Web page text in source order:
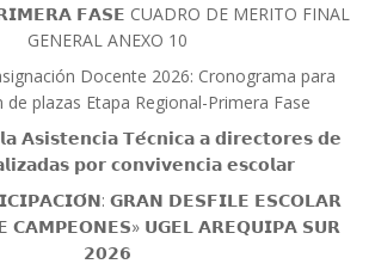
𝗙𝗔𝗦𝗘 CUADRO DE MERITO FINAL
GENERAL ANEXO 10
Docente 2026: Cronograma para
de plazas Etapa Regional-Primera Fase
𝗔𝘀𝗶𝘀𝘁𝗲𝗻𝗰𝗶𝗮 𝗧𝗲́𝗰𝗻𝗶𝗰𝗮 𝗮 𝗱𝗶𝗿𝗲𝗰𝘁𝗼𝗿𝗲𝘀 𝗱𝗲
𝗽𝗼𝗿 𝗰𝗼𝗻𝘃𝗶𝘃𝗲𝗻𝗰𝗶𝗮 𝗲𝘀𝗰𝗼𝗹𝗮𝗿
𝗚𝗥𝗔𝗡 𝗗𝗘𝗦𝗙𝗜𝗟𝗘 𝗘𝗦𝗖𝗢𝗟𝗔𝗥
𝗖𝗔𝗠𝗣𝗘𝗢𝗡𝗘𝗦» 𝗨𝗚𝗘𝗟 𝗔𝗥𝗘𝗤𝗨𝗜𝗣𝗔 𝗦𝗨𝗥
𝟮𝟬𝟮𝟲